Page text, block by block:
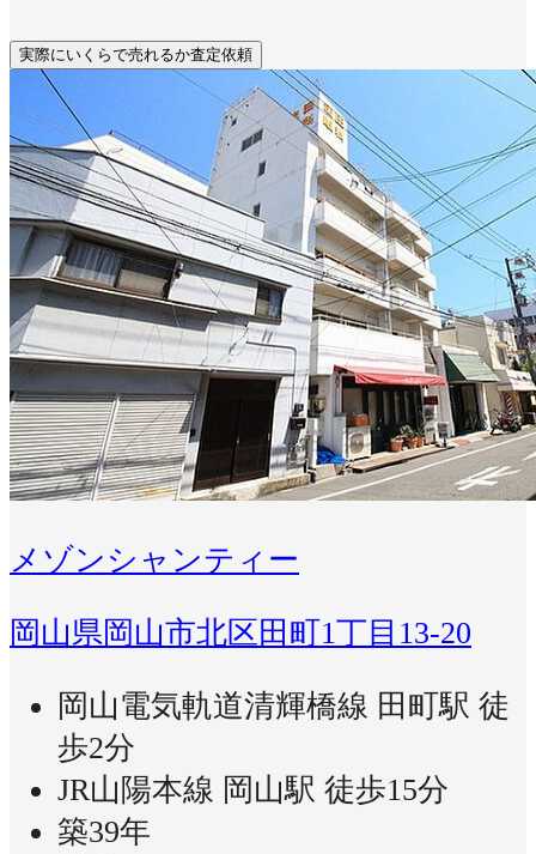
実際にいくらで売れるか査定依頼
メゾンシャンティー
岡山県岡山市北区田町1丁目13-20
岡山電気軌道清輝橋線 田町駅 徒
歩2分
JR山陽本線 岡山駅 徒歩15分
築39年